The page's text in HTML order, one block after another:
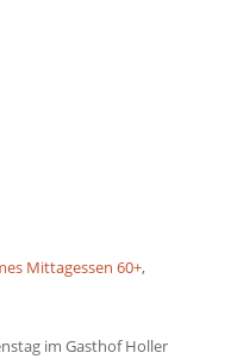
Mittagessen 60+,
im Gasthof Holler